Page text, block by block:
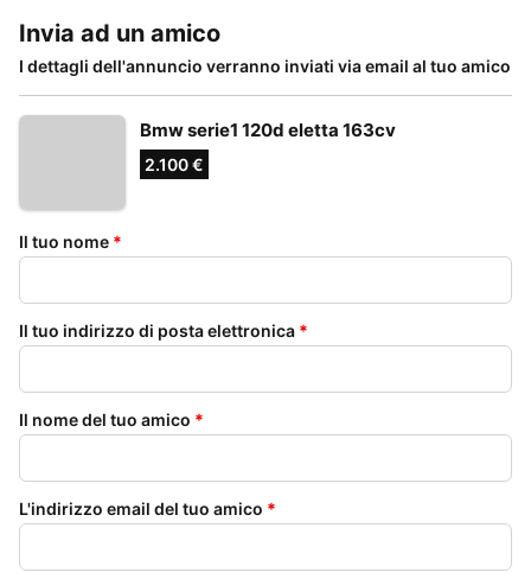
Invia ad un amico
I dettagli dell'annuncio verranno inviati via email al tuo amico
Bmw serie1 120d eletta 163cv
2.100 €
Il tuo nome *
Il tuo indirizzo di posta elettronica *
Il nome del tuo amico *
L'indirizzo email del tuo amico *